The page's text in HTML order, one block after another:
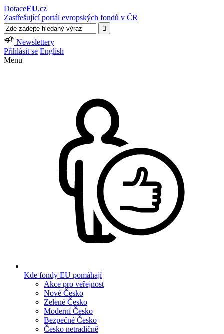
DotaceEU.cz
Zastřešující portál evropských fondů v ČR
Newslettery
Přihlásit se English
Menu
Kde fondy EU pomáhají
Akce pro veřejnost
Nové Česko
Zelené Česko
Moderní Česko
Bezpečné Česko
Česko netradičně